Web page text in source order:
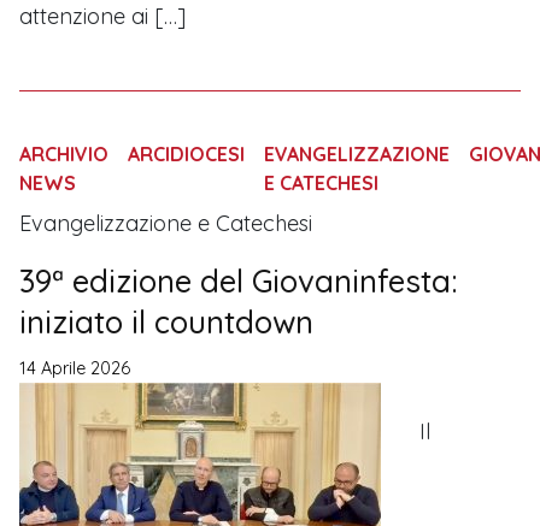
attenzione ai […]
ARCHIVIO
NEWS
ARCIDIOCESI
EVANGELIZZAZIONE
E CATECHESI
Evangelizzazione e Catechesi
39ª edizione del Giovaninfesta:
iniziato il countdown
14 Aprile 2026
Il